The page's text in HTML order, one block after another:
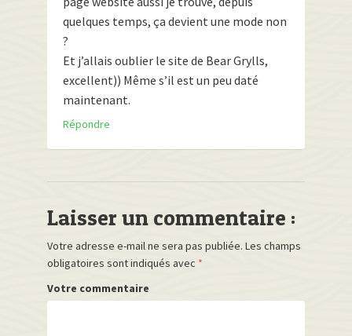
quelques temps, ça devient une mode non
?
Et j’allais oublier le site de Bear Grylls,
excellent)) Même s’il est un peu daté
maintenant.
Répondre
Laisser un commentaire :
Votre adresse e-mail ne sera pas publiée. Les champs
obligatoires sont indiqués avec *
Votre commentaire